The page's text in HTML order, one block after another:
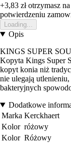
+3,83 złotrzymasz
potwierdzeniu
Loading...
Opis
KINGS SUPER
Kopyta Kings Super
kopyt konia niż
nie ulegają
bakteryjnych
Dodatkowe
Marka Kerckhaert
Kolor różowy
Kolor Różowy